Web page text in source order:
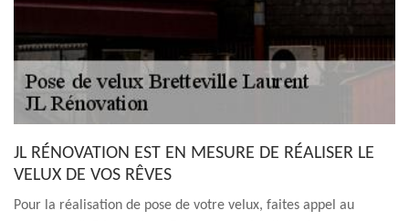
JL RÉNOVATION EST EN MESURE DE RÉALISER LE
VELUX DE VOS RÊVES
Pour la réalisation de pose de votre velux, faites appel au